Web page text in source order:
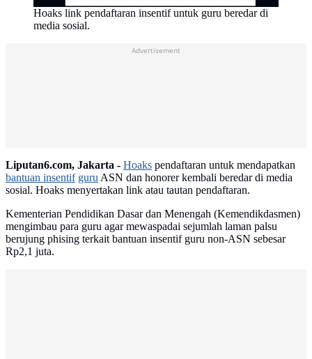
Hoaks link pendaftaran insentif untuk guru beredar di
media sosial.
Advertisement
Liputan6.com, Jakarta - Hoaks pendaftaran untuk mendapatkan
bantuan insentif guruASN dan honorer kembali beredar di media
sosial. Hoaks menyertakan link atau tautan pendaftaran.
Kementerian Pendidikan Dasar dan Menengah (Kemendikdasmen)
mengimbau para guru agar mewaspadai sejumlah laman palsu
berujung phising terkait bantuan insentif guru non-ASN sebesar
Rp2,1 juta.